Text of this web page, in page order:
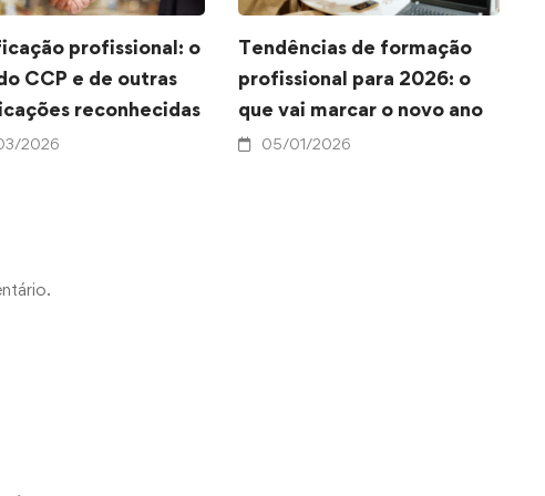
profissional: o
CCP e de outras
reconhecidas
2026
Tendências de formação
profissional para 2026: o
que vai marcar o novo ano
05/01/2026